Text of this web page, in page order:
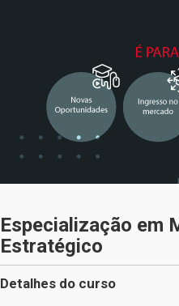
Especialização em
Estratégico
Detalhes do curso